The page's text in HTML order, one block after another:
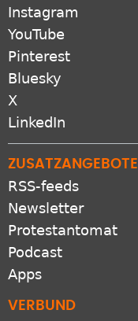
Instagram
YouTube
Pinterest
Bluesky
X
LinkedIn
ZUSATZANGEBOTE
RSS-feeds
Newsletter
Protestantomat
Podcast
Apps
VERBUND